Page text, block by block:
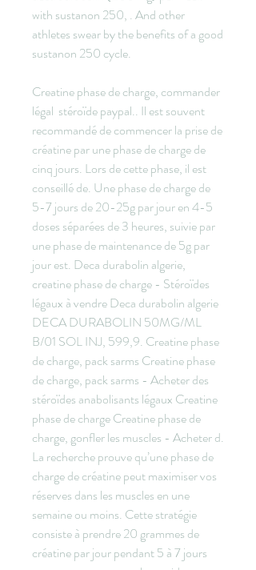
with sustanon 250, . And other
athletes swear by the benefits of a good
sustanon 250 cycle.
Creatine phase de charge, commander
légal  stéroïde paypal.. Il est souvent
recommandé de commencer la prise de
créatine par une phase de charge de
cinq jours. Lors de cette phase, il est
conseillé de. Une phase de charge de
5-7 jours de 20-25g par jour en 4-5
doses séparées de 3 heures, suivie par
une phase de maintenance de 5g par
jour est. Deca durabolin algerie,
creatine phase de charge - Stéroïdes
légaux à vendre Deca durabolin algerie
DECA DURABOLIN 50MG/ML
B/01 SOL INJ, 599,9. Creatine phase
de charge, pack sarms Creatine phase
de charge, pack sarms - Acheter des
stéroïdes anabolisants légaux Creatine
phase de charge Creatine phase de
charge, gonfler les muscles - Acheter d.
La recherche prouve qu’une phase de
charge de créatine peut maximiser vos
réserves dans les muscles en une
semaine ou moins. Cette stratégie
consiste à prendre 20 grammes de
créatine par jour pendant 5 à 7 jours